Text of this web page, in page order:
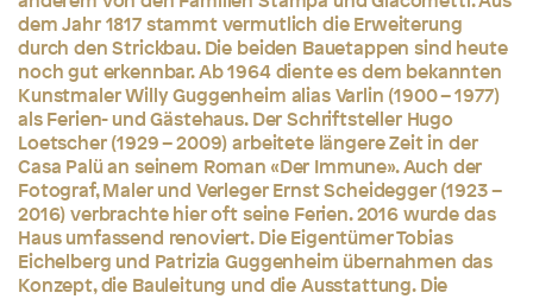
dem Jahr 1817 stammt vermutlich die Erweiterung
durch den Strickbau. Die beiden Bauetappen sind heute
noch gut erkennbar. Ab 1964 diente es dem bekannten
Kunstmaler Willy Guggenheim alias Varlin (1900 – 1977)
als Ferien- und Gästehaus. Der Schriftsteller Hugo
Loetscher (1929 – 2009) arbeitete längere Zeit in der
Casa Palü an seinem Roman «Der Immune». Auch der
Fotograf, Maler und Verleger Ernst Scheidegger (1923 –
2016) verbrachte hier oft seine Ferien. 2016 wurde das
Haus umfassend renoviert. Die Eigentümer Tobias
Eichelberg und Patrizia Guggenheim übernahmen das
Konzept, die Bauleitung und die Ausstattung. Die